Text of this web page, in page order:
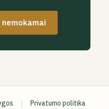
| Privatumo politika